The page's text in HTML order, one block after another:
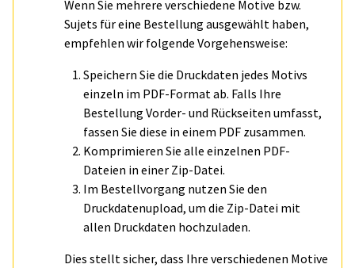
Wenn Sie mehrere verschiedene Motive bzw.
Sujets für eine Bestellung ausgewählt haben,
empfehlen wir folgende Vorgehensweise:
Speichern Sie die Druckdaten jedes Motivs
einzeln im PDF-Format ab. Falls Ihre
Bestellung Vorder- und Rückseiten umfasst,
fassen Sie diese in einem PDF zusammen.
Komprimieren Sie alle einzelnen PDF-
Dateien in einer Zip-Datei.
Im Bestellvorgang nutzen Sie den
Druckdatenupload, um die Zip-Datei mit
allen Druckdaten hochzuladen.
Dies stellt sicher, dass Ihre verschiedenen Motive